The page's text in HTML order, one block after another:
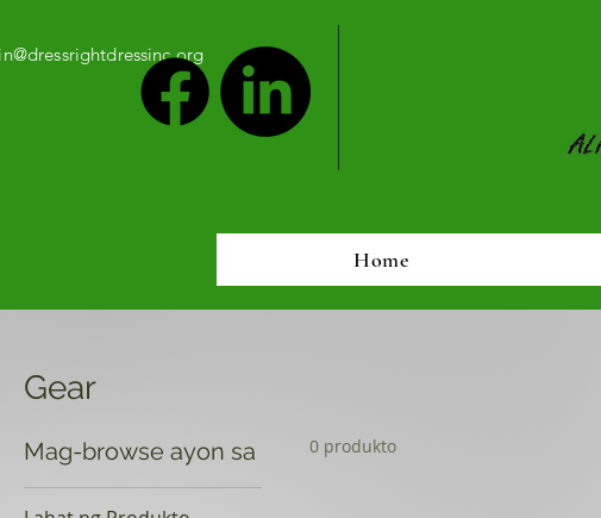
Home
Gear
Mag-browse ayon sa 0 produkto